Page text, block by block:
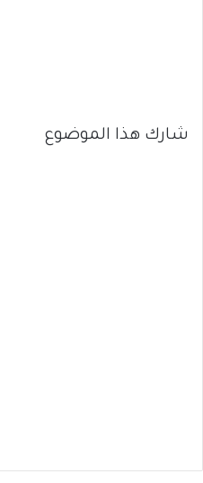
شارك هذا الموضوع